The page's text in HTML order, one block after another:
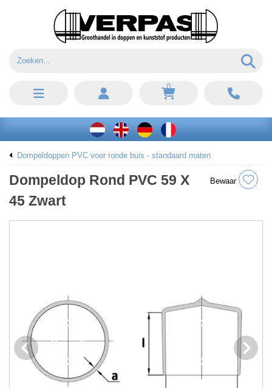
0
Dompeldoppen PVC voor ronde buis - standaard maten
Dompeldop Rond PVC 59 X
45 Zwart
Bewaar